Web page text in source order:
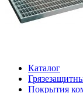
Каталог
Покрытия